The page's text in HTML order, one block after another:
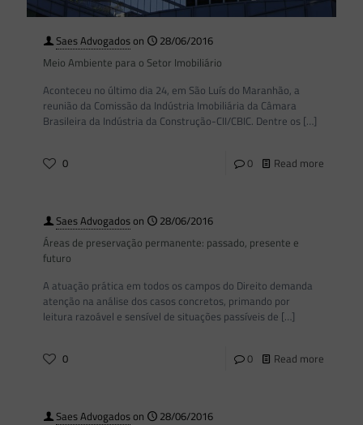
Saes Advogadoson
28/06/2016
Meio Ambiente para o Setor Imobiliário
Aconteceu no último dia 24, em São Luís do Maranhão, a
reunião da Comissão da Indústria Imobiliária da Câmara
Brasileira da Indústria da Construção-CII/CBIC. Dentre os […]
0 0 Read more
Saes Advogadoson
28/06/2016
Áreas de preservação permanente: passado, presente e
futuro
A atuação prática em todos os campos do Direito demanda
atenção na análise dos casos concretos, primando por
leitura razoável e sensível de situações passíveis de […]
0 0 Read more
Saes Advogadoson
28/06/2016